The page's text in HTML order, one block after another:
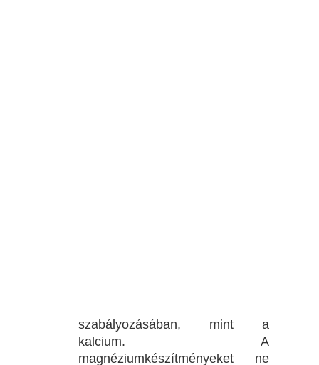
szabályozásában, mint a
kalcium. A
magnéziumkészítményeket ne